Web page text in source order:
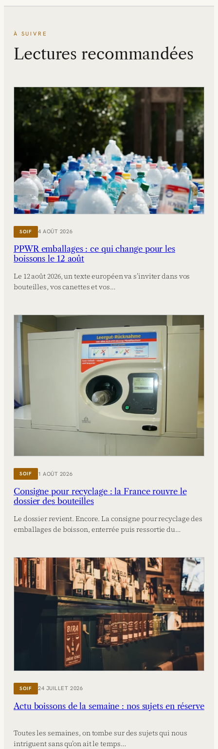
À SUIVRE
Lectures recommandées
SOIF 4 AOÛT 2026
PPWR emballages : ce qui change pour les
boissons le 12 août
Le 12 août 2026, un texte européen va s’inviter dans vos
bouteilles, vos canettes et vos…
SOIF 1 AOÛT 2026
Consigne pour recyclage : la France rouvre le
dossier des bouteilles
Le dossier revient. Encore. La consigne pour recyclage des
emballages de boisson, enterrée puis ressortie du…
SOIF 24 JUILLET 2026
Actu boissons de la semaine : nos sujets en réserve
Toutes les semaines, on tombe sur des sujets qui nous
intriguent sans qu’on ait le temps…